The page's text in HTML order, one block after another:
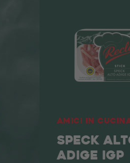
Amici in
SPECK
ADIGE IGP